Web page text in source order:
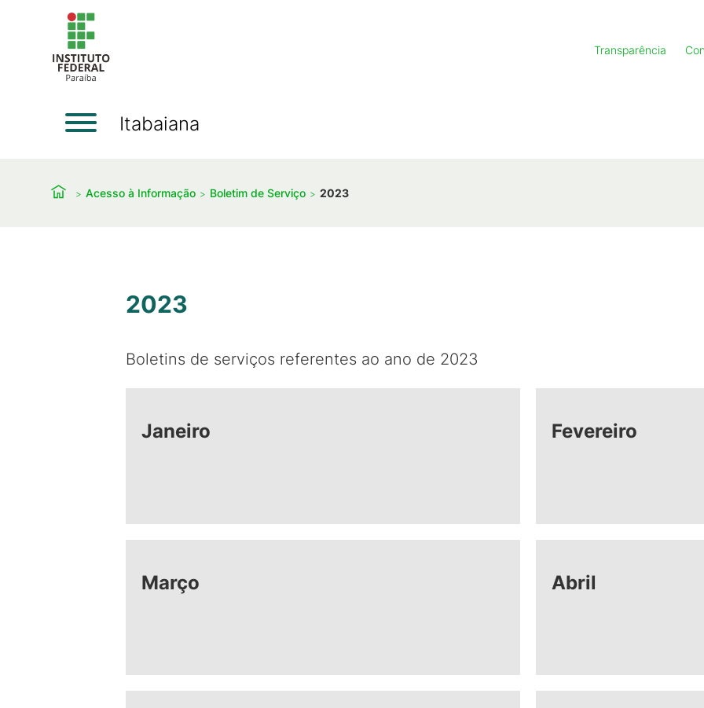
Transparência
Itabaiana
Acesso à Informação Boletim de Serviço 2023
2023
Boletins de serviços referentes ao ano de 2023
Janeiro Fevereiro
Março Abril